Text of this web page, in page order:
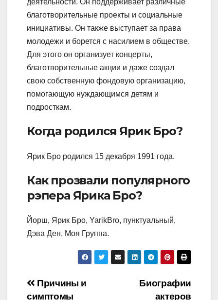
деятельности. Он поддерживает различные
благотворительные проекты и социальные
инициативы. Он также выступает за права
молодежи и борется с насилием в обществе.
Для этого он организует концерты,
благотворительные акции и даже создал
свою собственную фондовую организацию,
помогающую нуждающимся детям и
подросткам.
Когда родился Ярик Бро?
Ярик Бро родился 15 декабря 1991 года.
Как прозвали популярного
рэпера Ярика Бро?
Йорш, Ярик Бро, YarikBro, пунктуальный,
Дэва Ден, Моя Группа.
Навигация
Биографии
актеров
Причины и
симптомы